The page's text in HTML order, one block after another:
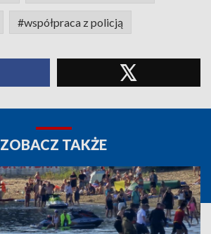
#współpraca z policją
ZOBACZ TAKŻE